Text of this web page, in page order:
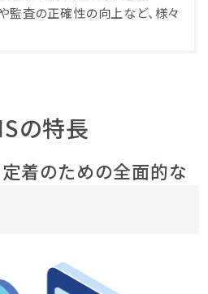
監査の正確性の向上など、様々
の特長
着のための全面的な